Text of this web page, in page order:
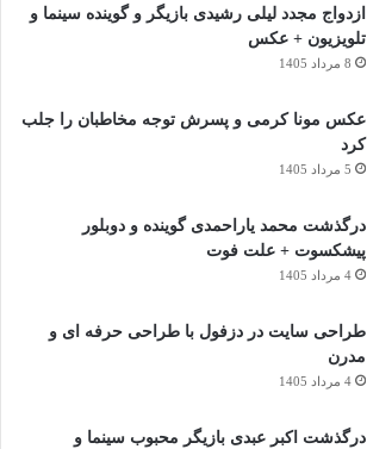
ازدواج مجدد لیلی رشیدی بازیگر و گوینده سینما و
تلویزیون + عکس
8 مرداد 1405
عکس مونا کرمی و پسرش توجه مخاطبان را جلب
کرد
5 مرداد 1405
درگذشت محمد یاراحمدی گوینده و دوبلور
پیشکسوت + علت فوت
4 مرداد 1405
طراحی سایت در دزفول با طراحی حرفه‌ ای و
مدرن
4 مرداد 1405
درگذشت اکبر عبدی بازیگر محبوب سینما و